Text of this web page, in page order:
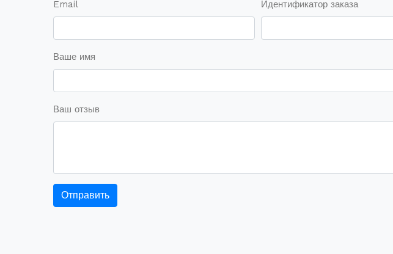
Email Идентификатор заказа
Ваше имя
Ваш отзыв
Отправить